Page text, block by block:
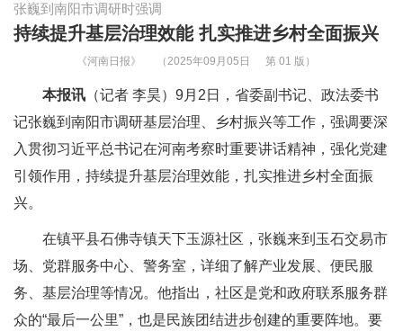
张巍到南阳市调研时强调
持续提升基层治理效能 扎实推进乡村全面振兴
《河南日报》 （2025年09月05日 第 01 版）
本报讯 （记者 李昊）9月2日，省委副书记、政法委书
记张巍到南阳市调研基层治理、乡村振兴等工作，强调要深
入贯彻习近平总书记在河南考察时重要讲话精神，强化党建
引领作用，持续提升基层治理效能，扎实推进乡村全面振
兴。
在镇平县石佛寺镇天下玉源社区，张巍来到玉石交易市
场、党群服务中心、警务室，详细了解产业发展、便民服
务、基层治理等情况。他指出，社区是党和政府联系服务群
众的“最后一公里”，也是民族团结进步创建的重要阵地。要